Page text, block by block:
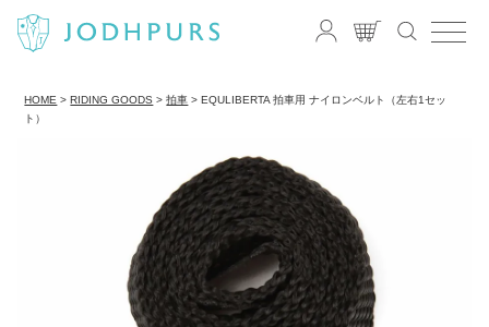
HOME RIDING GOODS 拍車
EQULIBERTA 拍車用 ナイロンベルト（左右1セッ
ト）